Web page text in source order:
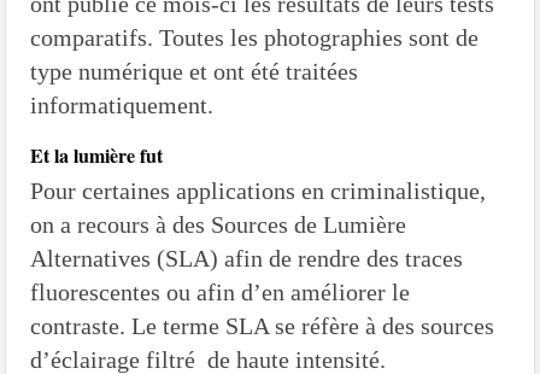
comparatifs. Toutes les photographies sont de
type numérique et ont été traitées
informatiquement.
Et la lumière fut
Pour certaines applications en criminalistique,
on a recours à des Sources de Lumière
Alternatives (SLA) afin de rendre des traces
fluorescentes ou afin d’en améliorer le
contraste. Le terme SLA se réfère à des sources
d’éclairage filtré de haute intensité.